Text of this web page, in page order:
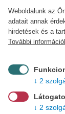
Gyere,
személyesen
hogy
Weboldalunk az
adatait annak
hirdetések és a
További
2
2